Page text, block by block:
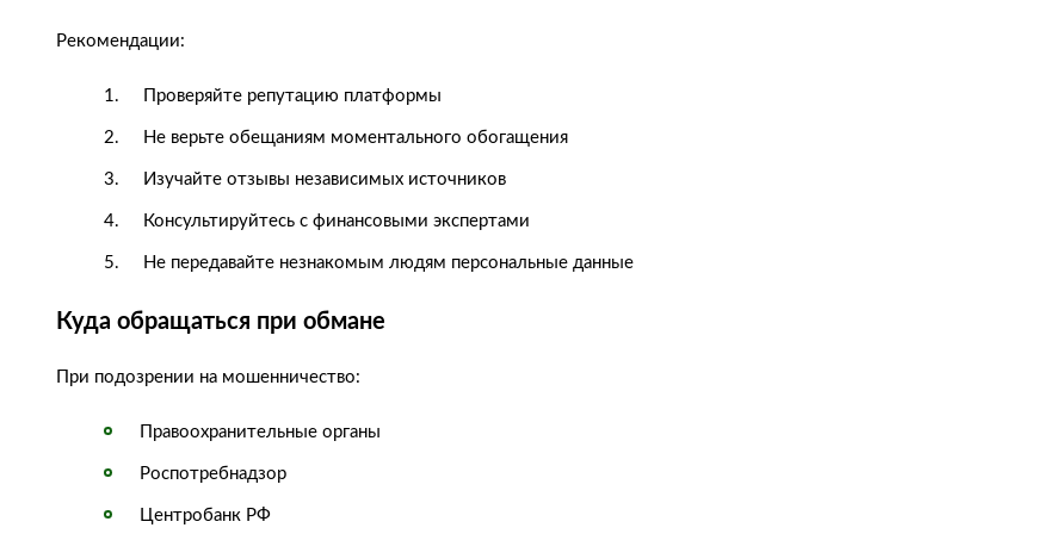
Рекомендации:
Проверяйте репутацию платформы
Не верьте обещаниям моментального обогащения
Изучайте отзывы независимых источников
Консультируйтесь с финансовыми экспертами
Не передавайте незнакомым людям персональные данные
Куда обращаться при обмане
При подозрении на мошенничество:
Правоохранительные органы
Роспотребнадзор
Центробанк РФ